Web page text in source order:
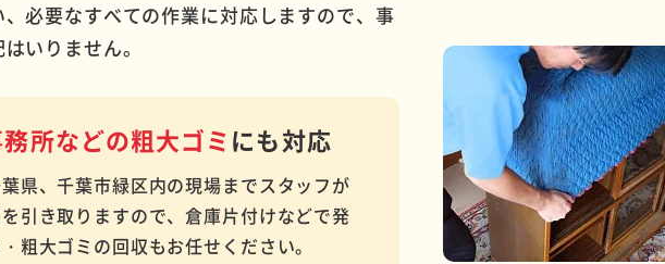
必要なすべての作業に対応しますので、事
いりません。
所などの粗大ゴミ にも対応
県、千葉市緑区内の現場までスタッフが
引き取りますので、倉庫片付けなどで発
粗大ゴミの回収もお任せください。